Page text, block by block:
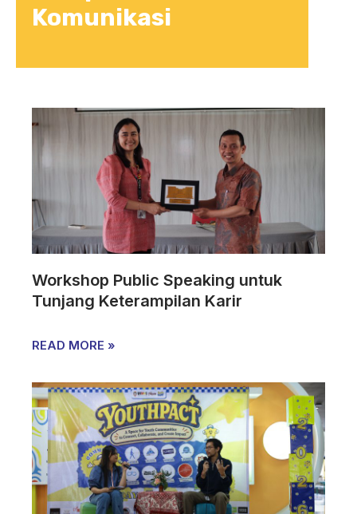
Komunikasi
Workshop Public Speaking untuk
Tunjang Keterampilan Karir
READ MORE »